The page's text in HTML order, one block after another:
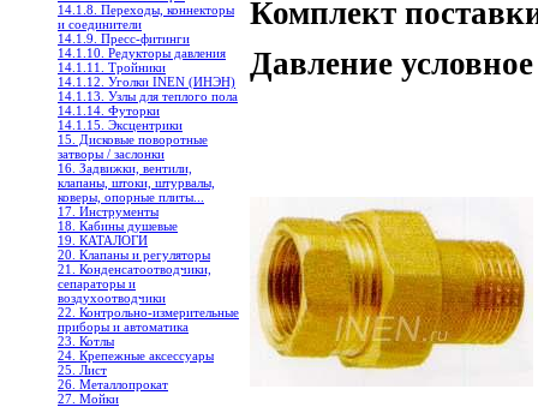
14.1.8. Переходы, коннекторы
и соединители
14.1.9. Пресс-фитинги
14.1.10. Редукторы давления
14.1.11. Тройники
14.1.12. Уголки INEN (ИНЭН)
14.1.13. Узлы для теплого пола
14.1.14. Футорки
14.1.15. Эксцентрики
15. Дисковые поворотные
затворы / заслонки
16. Задвижки, вентили,
клапаны, штоки, штурвалы,
коверы, опорные плиты...
17. Инструменты
18. Кабины душевые
19. КАТАЛОГИ
20. Клапаны и регуляторы
21. Конденсатоотводчики,
сепараторы и
воздухоотводчики
22. Контрольно-измерительные
приборы и автоматика
23. Котлы
24. Крепежные аксессуары
25. Лист
26. Металлопрокат
27. Мойки
Комплект
Давление